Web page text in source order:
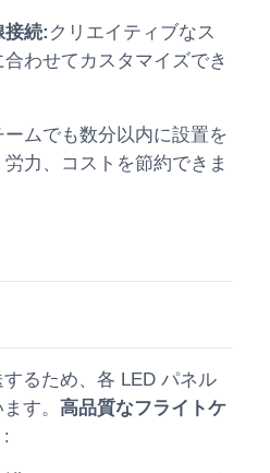
接続: クリエイティブなス
わせてカスタマイズでき
ムでも数分以内に設置を
力、コストを節約できま
るため、各 LED パネル
ます。高品質なフライトケ
: